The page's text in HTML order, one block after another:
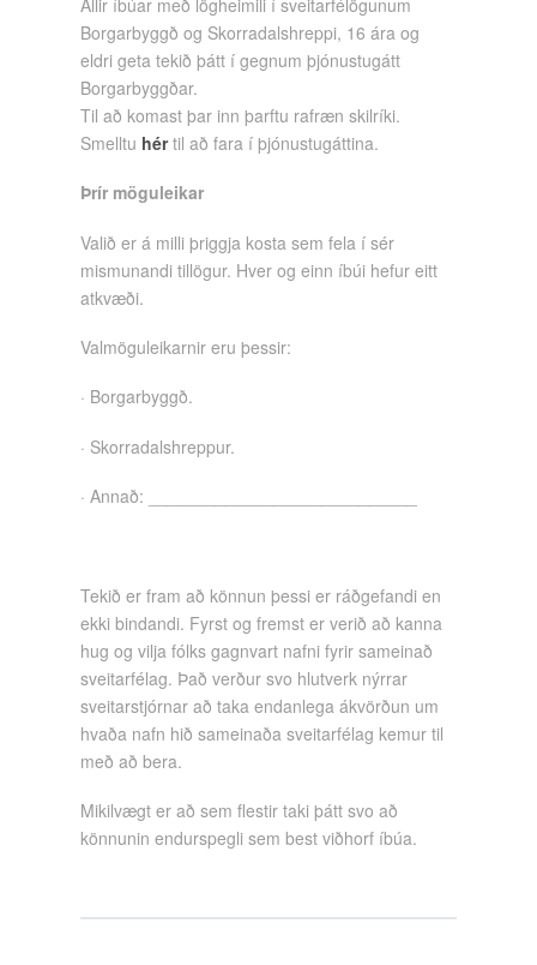
Borgarbyggð og Skorradalshreppi, 16 ára og
eldri geta tekið þátt í gegnum þjónustugátt
Borgarbyggðar.
Til að komast þar inn þarftu rafræn skilríki.
Smelltu hértil að fara í þjónustugáttina.
Þrír möguleikar
Valið er á milli þriggja kosta sem fela í sér
mismunandi tillögur. Hver og einn íbúi hefur eitt
atkvæði.
Valmöguleikarnir eru þessir:
· Borgarbyggð.
· Skorradalshreppur.
· Annað: ____________________________
Tekið er fram að könnun þessi er ráðgefandi en
ekki bindandi. Fyrst og fremst er verið að kanna
hug og vilja fólks gagnvart nafni fyrir sameinað
sveitarfélag. Það verður svo hlutverk nýrrar
sveitarstjórnar að taka endanlega ákvörðun um
hvaða nafn hið sameinaða sveitarfélag kemur til
með að bera.
Mikilvægt er að sem flestir taki þátt svo að
könnunin endurspegli sem best viðhorf íbúa.